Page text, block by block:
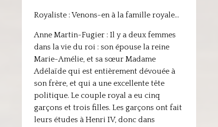
Royaliste : Venons-en à la famille royale…
Anne Martin-Fugier : Il y a deux femmes
dans la vie du roi : son épouse la reine
Marie-Amélie, et sa sœur Madame
Adélaïde qui est entièrement dévouée à
son frère, et qui a une excellente tête
politique. Le couple royal a eu cinq
garçons et trois filles. Les garçons ont fait
leurs études à Henri IV, donc dans